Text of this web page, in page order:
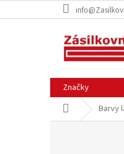
na
Značky
Domů Barvy